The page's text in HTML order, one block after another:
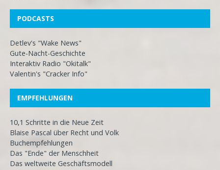
PODCASTS
Detlev's "Wake News"
Gute-Nacht-Geschichte
Interaktiv Radio "Okitalk"
Valentin's "Cracker Info"
EMPFEHLUNGEN
10,1 Schritte in die Neue Zeit
Blaise Pascal über Recht und Volk
Buchempfehlungen
Das "Ende" der Menschheit
Das weltweite Geschäftsmodell